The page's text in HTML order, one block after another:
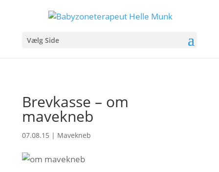
Vælg Side
Brevkasse – om
mavekneb
07.08.15 | Mavekneb